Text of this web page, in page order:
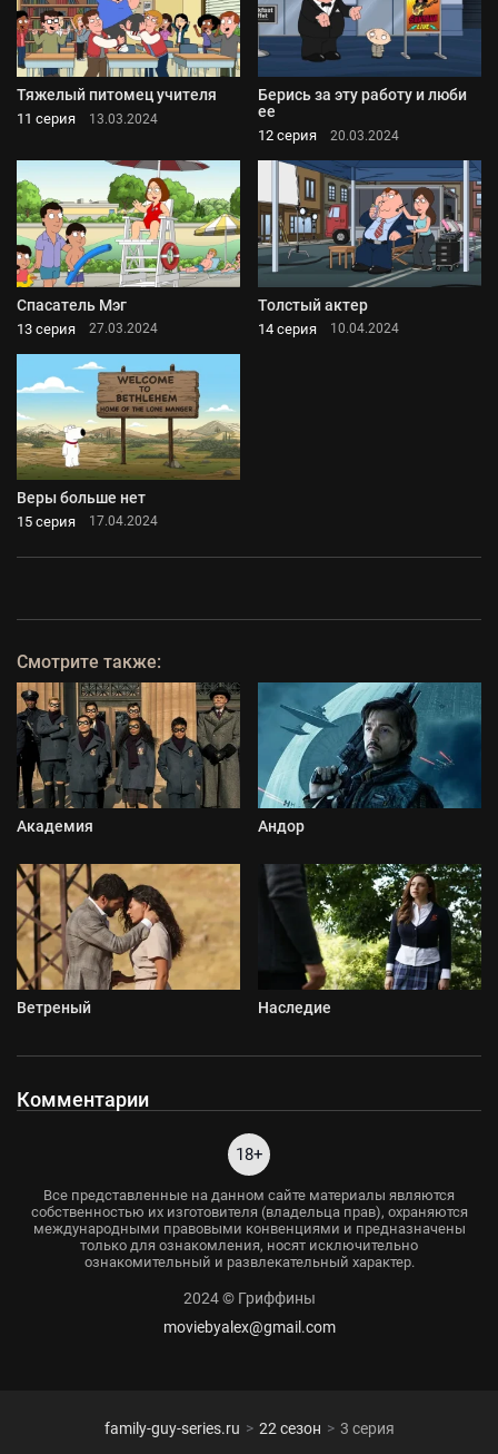
Тяжелый питомец учителя
11 серия 13.03.2024
Берись за эту работу и люби
ее
12 серия 20.03.2024
Спасатель Мэг
13 серия 27.03.2024
Толстый актер
14 серия 10.04.2024
Веры больше нет
15 серия 17.04.2024
Смотрите также:
Академия Андор
Ветреный Наследие
Комментарии
18+
Все представленные на данном сайте материалы являются
собственностью их изготовителя (владельца прав), охраняются
международными правовыми конвенциями и предназначены
только для ознакомления, носят исключительно
ознакомительный и развлекательный характер.
2024 © Гриффины
moviebyalex@gmail.com
family-guy-series.ru 22 сезон 3 серия